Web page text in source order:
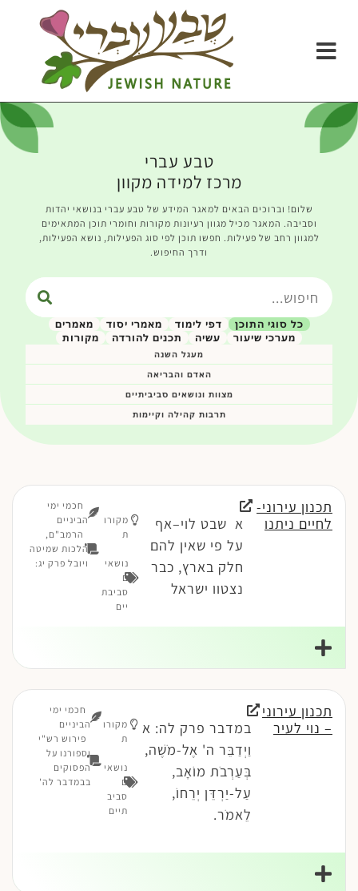
טבע עברי
מרכז למידה מקוון
שלום! וברוכים הבאים למאגר המידע של טבע עברי בנושאי יהדות
וסביבה. המאגר מכיל מגוון רעיונות מקורות וחומרי תוכן המתאימים
למגוון רחב של פעילות. חפשו תוכן לפי סוג הפעילות, נושא הפעילות,
ודרך החיפוש.
דפי לימוד מאמרי יסוד
מאמרים
מערכי שיעור
עשיה תכנים להורדה מקורות
כל סוגי התוכן
מעגל השנה
האדם והבריאה
מצוות ונושאים סביביתיים
תרבות קהילה וקיימות
תכנון עירוני-
לחיים ניתנו
א שבט לוי–אף
על פי שאין להם
חלק בארץ, כבר
נצטוו ישראל
מקורו
ת
נושאי
ם
סביבת
יים
חכמי ימי
הביניים
הרמב"ם,
הלכות שמיטה
ויובל פרק יג:
תכנון עירוני
– נוי לעיר
במדבר פרק לה: א
וַיְדַבֵּר ה' אֶל-מֹשֶׁה,
בְּעַרְבֹת מוֹאָב,
עַל-יַרְדֵּן יְרֵחוֹ,
לֵאמֹר.
מקורו
ת
נושאי
ם
סביב
תיים
חכמי ימי
הביניים
פירוש רש"י
וספורנו על
הפסוקים
בבמדבר לה'